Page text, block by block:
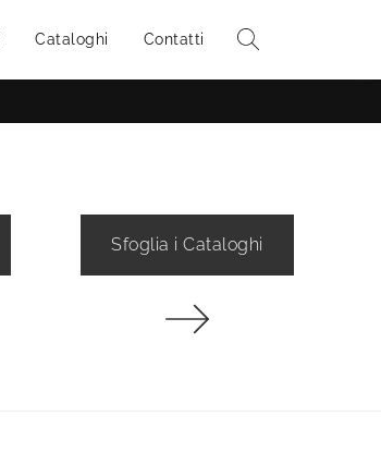
Cataloghi Contatti
Sfoglia i Cataloghi